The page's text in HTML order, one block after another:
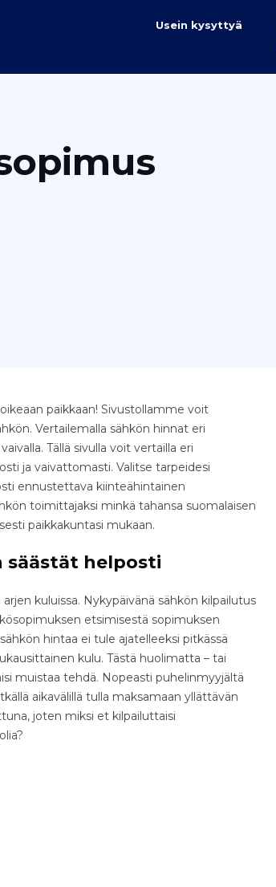
Usein kysyttyä
paikkaan! Sivustollamme voit
Vertailemalla sähkön hinnat eri
Tällä sivulla voit vertailla eri
ja vaivattomasti. Valitse tarpeidesi
ennustettava kiinteähintainen
toimittajaksi minkä tahansa suomalaisen
paikkakuntasi mukaan.
säästät helposti
kuluissa. Nykypäivänä sähkön kilpailutus
etsimisestä sopimuksen
hintaa ei tule ajatelleeksi pitkässä
kulu. Tästä huolimatta – tai
muistaa tehdä. Nopeasti puhelinmyyjältä
aikavälillä tulla maksamaan yllättävän
joten miksi et kilpailuttaisi